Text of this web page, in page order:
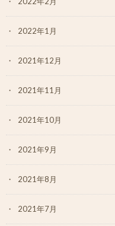
2022年1月
2021年12月
2021年11月
2021年10月
2021年9月
2021年8月
2021年7月